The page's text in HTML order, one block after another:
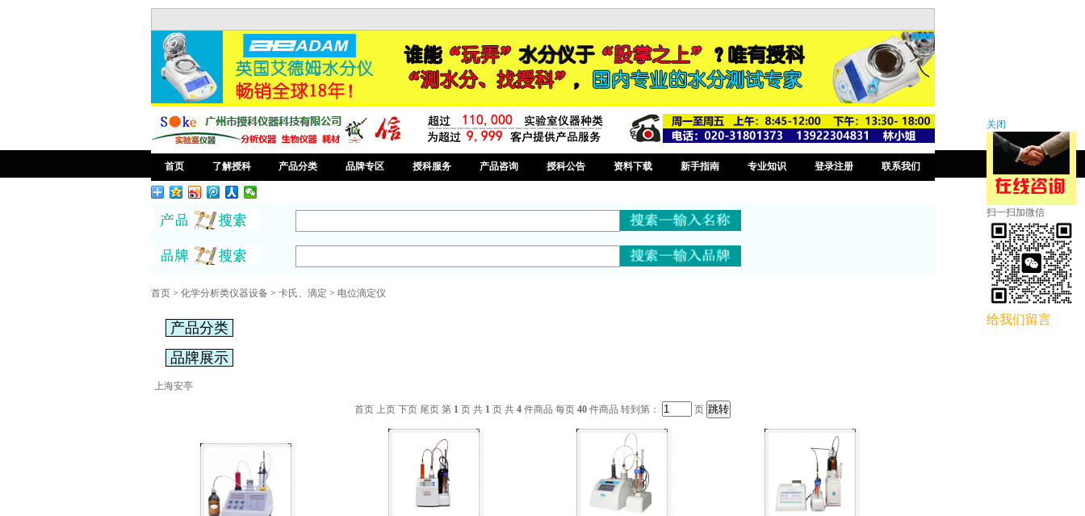
首页 了解授科 产品分类 品牌专区 授科服务 产品咨询 授科公告 资料下载 新手指南 专业知识 登录注册 联系我们
首页> 化学分析类仪器设备 > 卡氏、滴定 > 电位滴定仪
产品分类
品牌展示
上海安亭
首页 上页 下页 尾页 第 1 页 共 1 页 共 4 件商品 每页 40 件商品 转到第： 页
关闭
扫一扫加微信
给我们留言